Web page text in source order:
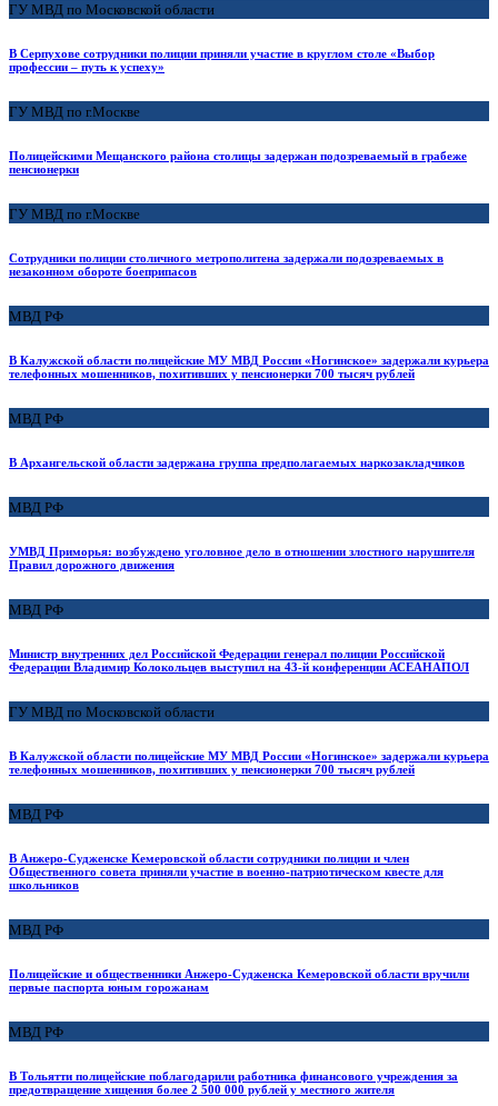
ГУ МВД по Московской области
В Серпухове сотрудники полиции приняли участие в круглом столе «Выбор
профессии – путь к успеху»
ГУ МВД по г.Москве
Полицейскими Мещанского района столицы задержан подозреваемый в грабеже
пенсионерки
ГУ МВД по г.Москве
Сотрудники полиции столичного метрополитена задержали подозреваемых в
незаконном обороте боеприпасов
МВД РФ
В Калужской области полицейские МУ МВД России «Ногинское» задержали курьера
телефонных мошенников, похитивших у пенсионерки 700 тысяч рублей
МВД РФ
В Архангельской области задержана группа предполагаемых наркозакладчиков
МВД РФ
УМВД Приморья: возбуждено уголовное дело в отношении злостного нарушителя
Правил дорожного движения
МВД РФ
Министр внутренних дел Российской Федерации генерал полиции Российской
Федерации Владимир Колокольцев выступил на 43-й конференции АСЕАНАПОЛ
ГУ МВД по Московской области
В Калужской области полицейские МУ МВД России «Ногинское» задержали курьера
телефонных мошенников, похитивших у пенсионерки 700 тысяч рублей
МВД РФ
В Анжеро-Судженске Кемеровской области сотрудники полиции и член
Общественного совета приняли участие в военно-патриотическом квесте для
школьников
МВД РФ
Полицейские и общественники Анжеро-Судженска Кемеровской области вручили
первые паспорта юным горожанам
МВД РФ
В Тольятти полицейские поблагодарили работника финансового учреждения за
предотвращение хищения более 2 500 000 рублей у местного жителя